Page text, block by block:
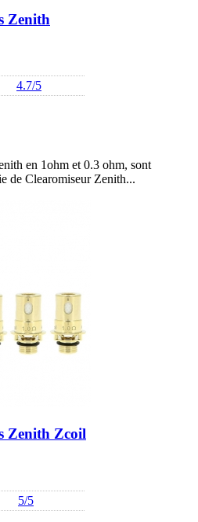
Zenith
4.7/5
en 1ohm et 0.3 ohm, sont
de Clearomiseur Zenith...
Zenith Zcoil
5/5